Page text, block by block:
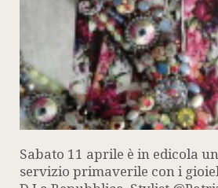
Sabato 11 aprile è in edicola
servizio primaverile con i